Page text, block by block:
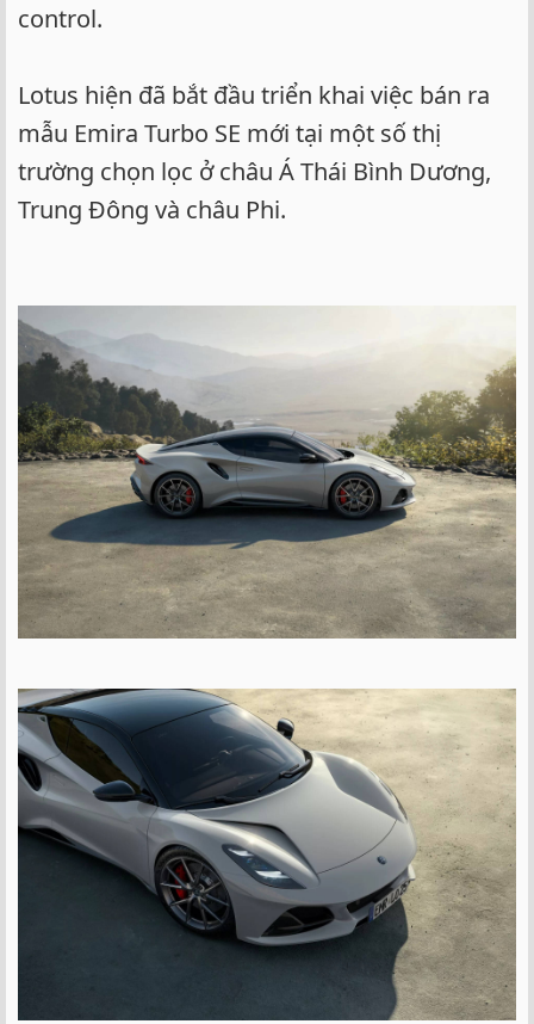
control.
Lotus hiện đã bắt đầu triển khai việc bán ra
mẫu Emira Turbo SE mới tại một số thị
trường chọn lọc ở châu Á Thái Bình Dương,
Trung Đông và châu Phi.